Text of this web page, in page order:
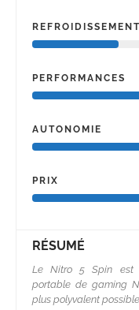
REFROIDISSEMENT
PERFORMANCES
AUTONOMIE
PRIX
RÉSUMÉ
Le Nitro 5 Spin est
portable de gaming
plus polyvalent